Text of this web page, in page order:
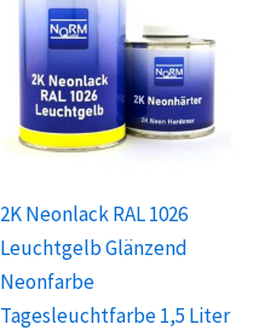
2K Neonlack RAL 1026
Leuchtgelb Glänzend
Neonfarbe
Tagesleuchtfarbe 1,5 Liter